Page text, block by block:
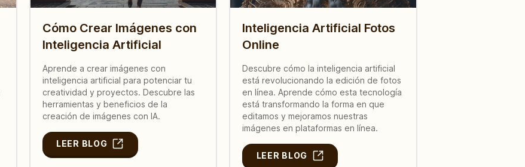
Cómo Crear Imágenes con
Inteligencia Artificial
Aprende a crear imágenes con
inteligencia artificial para potenciar tu
creatividad y proyectos. Descubre las
herramientas y beneficios de la
creación de imágenes con IA.
LEER BLOG
Inteligencia Artificial Fotos
Online
Descubre cómo la inteligencia artificial
está revolucionando la edición de fotos
en línea. Aprende cómo esta tecnología
está transformando la forma en que
editamos y mejoramos nuestras
imágenes en plataformas en línea.
LEER BLOG